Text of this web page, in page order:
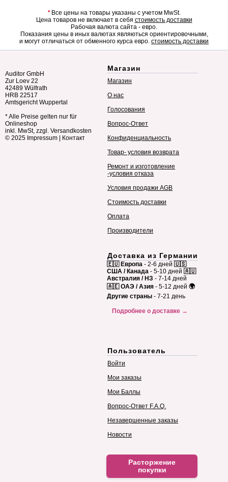
*Все цены на товары указаны с учетом MwSt.
Цена товаров не включает в себя стоимость доставки
Рабочая валюта сайта - евро.
Показания цены в иных валютах являються ориентировочными,
и могут отличаться от обменного курса евро. стоимость доставки
Auditor GmbH
Zur Loev 22
42489 Wülfrath
HRB 22517
Amtsgericht Wuppertal
* Alle Preise gelten nur für
Onlineshop
inkl. MwSt, zzgl. Versandkosten
© 2025 Impressum Контакт
Магазин
Магазин
О нас
Голосования
Вопрос-Ответ
Конфиденциальность
Товар- условия возврата
Ремонт и изготовление
-условия отказа
Условия продажи AGB
Стоимость доставки
Оплата
Производители
Доставка из Германии
🇪🇺 Европа - 2-6 дней 🇺🇸
США / Канада - 5-10 дней 🇦🇺
Австралия / НЗ - 7-14 дней
🇦🇪 ОАЭ / Азия - 5-12 дней 🌍
Другие страны - 7-21 день
Подробнее о доставке →
Пользователь
Войти
Мои заказы
Мои Баллы
Вопрос-Ответ F.A.Q.
Незавершенные заказы
Новости
Расторжение
покупки